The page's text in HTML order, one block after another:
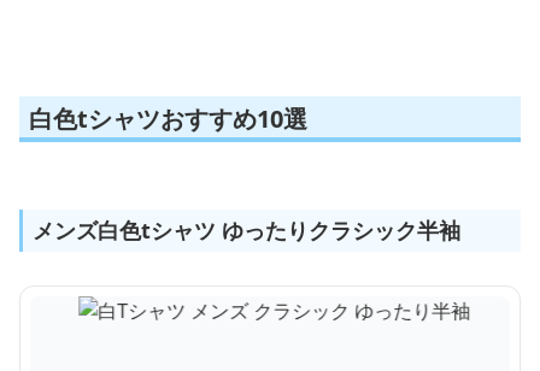
白色tシャツおすすめ10選
メンズ白色tシャツ ゆったりクラシック半袖